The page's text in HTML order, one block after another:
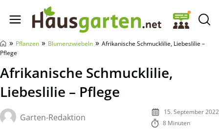
Hausgarten.net
» Pflanzen » Blumenzwiebeln » Afrikanische Schmucklilie, Liebeslilie –
Pflege
Afrikanische Schmucklilie,
Liebeslilie – Pflege
Garten-Redaktion
15. September 2022
8 Minuten